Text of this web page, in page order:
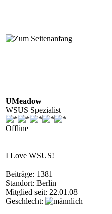
UMeadow
WSUS Spezialist
Offline
I Love WSUS!
Beiträge: 1381
Standort: Berlin
Mitglied seit: 22.01.08
Geschlecht: